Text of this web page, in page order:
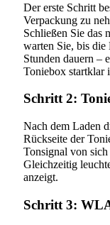
Der erste Schritt
Verpackung zu
Schließen Sie das
warten Sie, bis die
Stunden dauern –
Toniebox startklar
Schritt 2:
Nach dem Laden
Rückseite der
Tonsignal von
Gleichzeitig
anzeigt.
Schritt 3: